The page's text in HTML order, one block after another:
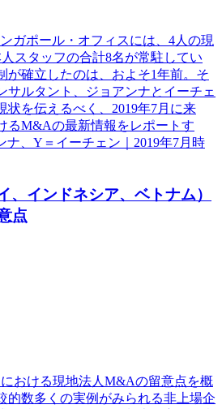
ガポール・オフィスには、4人の現
スタッフの合計8名が常駐してい
が確立したのは、およそ1年前。そ
サルタント、ジョアンナとイーチェ
状を伝えるべく、2019年7月に来
るM&Aの最新情報をレポートす
ナ、Y＝イーチェン｜2019年7月時
、インドネシア、ベトナム）
点
おける現地法人M&Aの留意点を概
的数多くの実例がみられる非上場企